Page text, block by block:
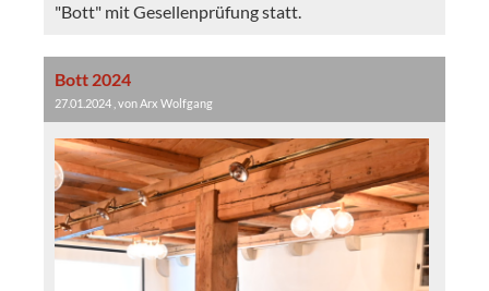
"Bott" mit Gesellenprüfung statt.
Bott 2024
27.01.2024 , von Arx Wolfgang